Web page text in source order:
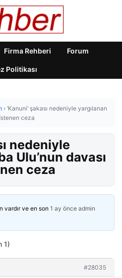
Firma Rehberi Forum
Politikası
› ‘Kanuni’ şakası nedeniyle yargılanan
ceza
nedeniyle
Ulu’nun davası
ceza
vardır ve en son 1 ay önce admin
1)
#28035